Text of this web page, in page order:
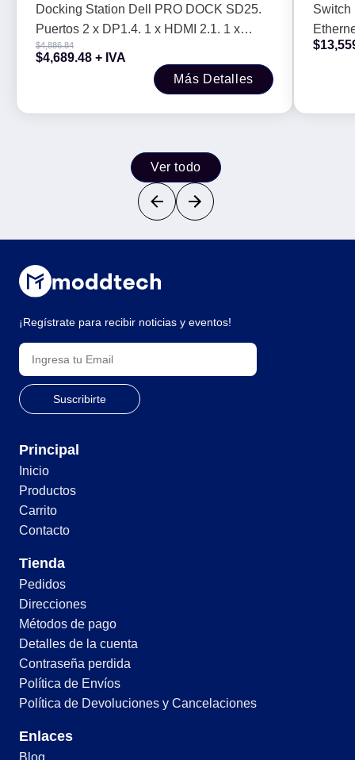
2.1. 1 x USB-C 3.2 Gen 2 Multi-
function DisplayPort 1.4 -
Docking Station Dell PRO DOCK SD25.
Puertos 2 x DP1.4. 1 x HDMI 2.1. 1 x
USB-C 3.2 Gen 2 Multi-function
$4,886.84
$4,689.48 + IVA
Más Detalles
Clase
Switch
$
Ver todo
¡Regístrate para recibir noticias y eventos!
Principal
Inicio
Productos
Carrito
Contacto
Tienda
Pedidos
Direcciones
Métodos de pago
Detalles de la cuenta
Contraseña perdida
Política de Envíos
Política de Devoluciones y Cancelaciones
Enlaces